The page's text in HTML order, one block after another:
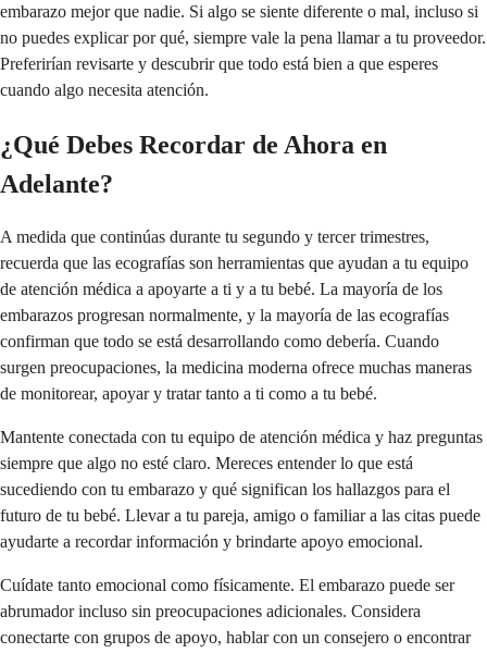
embarazo mejor que nadie. Si algo se siente diferente o mal, incluso si
no puedes explicar por qué, siempre vale la pena llamar a tu proveedor.
Preferirían revisarte y descubrir que todo está bien a que esperes
cuando algo necesita atención.
¿Qué Debes Recordar de Ahora en
Adelante?
A medida que continúas durante tu segundo y tercer trimestres,
recuerda que las ecografías son herramientas que ayudan a tu equipo
de atención médica a apoyarte a ti y a tu bebé. La mayoría de los
embarazos progresan normalmente, y la mayoría de las ecografías
confirman que todo se está desarrollando como debería. Cuando
surgen preocupaciones, la medicina moderna ofrece muchas maneras
de monitorear, apoyar y tratar tanto a ti como a tu bebé.
Mantente conectada con tu equipo de atención médica y haz preguntas
siempre que algo no esté claro. Mereces entender lo que está
sucediendo con tu embarazo y qué significan los hallazgos para el
futuro de tu bebé. Llevar a tu pareja, amigo o familiar a las citas puede
ayudarte a recordar información y brindarte apoyo emocional.
Cuídate tanto emocional como físicamente. El embarazo puede ser
abrumador incluso sin preocupaciones adicionales. Considera
conectarte con grupos de apoyo, hablar con un consejero o encontrar